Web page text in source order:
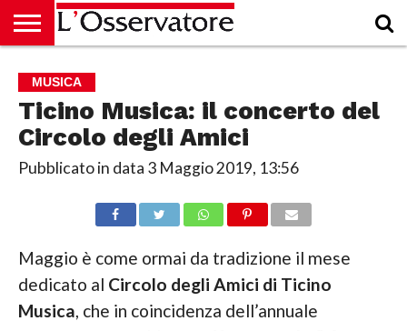
CULTURA
ECONOMIA
RUBRICHE
ARCHIVIO
PODCAST
ABBONAMENTO
CHI
SIAMO
ACCEDI
MUSICA
Ticino Musica: il concerto del
Circolo degli Amici
Pubblicato in data 3 Maggio 2019, 13:56
Maggio è come ormai da tradizione il mese
dedicato al Circolo degli Amici di Ticino
Musica, che in coincidenza dell’annuale